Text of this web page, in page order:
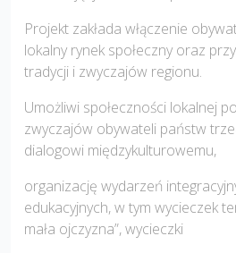
Projekt zakłada włączenie
lokalny rynek społeczny oraz
tradycji i zwyczajów regionu.
Umożliwi społeczności lokalnej
zwyczajów obywateli państw
dialogowi międzykulturowemu,
organizację wydarzeń
edukacyjnych, w tym wycieczek
mała ojczyzna”, wycieczki